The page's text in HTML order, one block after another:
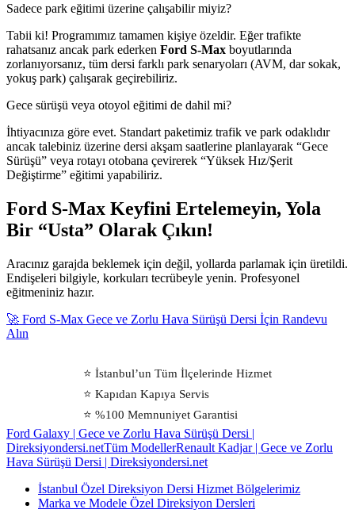
Sadece park eğitimi üzerine çalışabilir miyiz?
Tabii ki! Programımız tamamen kişiye özeldir. Eğer trafikte
rahatsanız ancak park ederken Ford S-Max boyutlarında
zorlanıyorsanız, tüm dersi farklı park senaryoları (AVM, dar sokak,
yokuş park) çalışarak geçirebiliriz.
Gece sürüşü veya otoyol eğitimi de dahil mi?
İhtiyacınıza göre evet. Standart paketimiz trafik ve park odaklıdır
ancak talebiniz üzerine dersi akşam saatlerine planlayarak “Gece
Sürüşü” veya rotayı otobana çevirerek “Yüksek Hız/Şerit
Değiştirme” eğitimi yapabiliriz.
Ford S-Max Keyfini Ertelemeyin, Yola
Bir “Usta” Olarak Çıkın!
Aracınız garajda beklemek için değil, yollarda parlamak için üretildi.
Endişeleri bilgiyle, korkuları tecrübeyle yenin. Profesyonel
eğitmeniniz hazır.
🚀 Ford S-Max Gece ve Zorlu Hava Sürüşü Dersi İçin Randevu
Alın
⭐ İstanbul’un Tüm İlçelerinde Hizmet
⭐ Kapıdan Kapıya Servis
⭐ %100 Memnuniyet Garantisi
Ford Galaxy | Gece ve Zorlu Hava Sürüşü Dersi |
Direksiyondersi.netTüm ModellerRenault Kadjar | Gece ve Zorlu
Hava Sürüşü Dersi | Direksiyondersi.net
İstanbul Özel Direksiyon Dersi Hizmet Bölgelerimiz
Marka ve Modele Özel Direksiyon Dersleri